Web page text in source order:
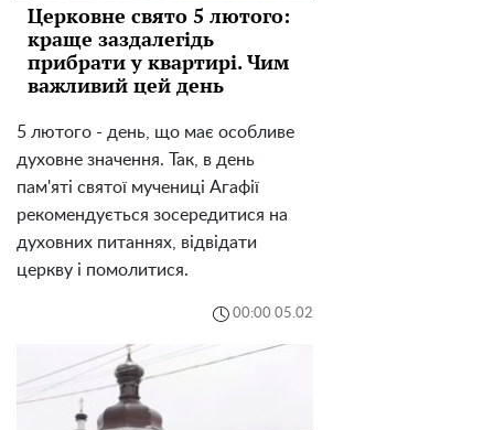
Церковне свято 5 лютого:
краще заздалегідь
прибрати у квартирі. Чим
важливий цей день
5 лютого - день, що має особливе
духовне значення. Так, в день
пам'яті святої мучениці Агафії
рекомендується зосередитися на
духовних питаннях, відвідати
церкву і помолитися.
00:00 05.02